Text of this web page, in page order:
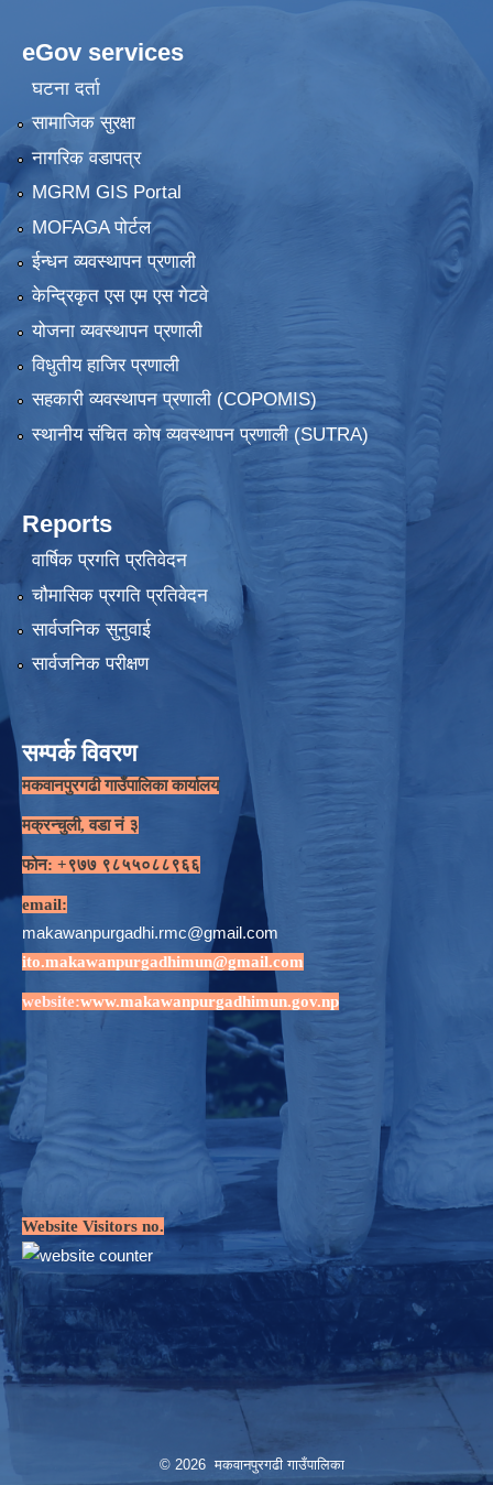
eGov services
घटना दर्ता
सामाजिक सुरक्षा
नागरिक वडापत्र
MGRM GIS Portal
MOFAGA पोर्टल
ईन्धन व्यवस्थापन प्रणाली
केन्द्रिकृत एस एम एस गेटवे
योजना व्यवस्थापन प्रणाली
विधुतीय हाजिर प्रणाली
सहकारी व्यवस्थापन प्रणाली (COPOMIS)
स्थानीय संचित कोष व्यवस्थापन प्रणाली (SUTRA)
Reports
वार्षिक प्रगति प्रतिवेदन
चौमासिक प्रगति प्रतिवेदन
सार्वजनिक सुनुवाई
सार्वजनिक परीक्षण
सम्पर्क विवरण
मकवानपुरगढी गाउँपालिका कार्यालय
मक्रन्चुली, वडा नं ३
फोन: +९७७ ९८५५०८८९६६
email:
makawanpurgadhi.rmc@gmail.com
ito.makawanpurgadhimun@gmail.com
website:www.makawanpurgadhimun.gov.np
Website Visitors no.
© 2026 मकवानपुरगढी गाउँपालिका